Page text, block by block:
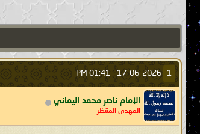
1
17-06-2026 -
01:41 PM
الإمام ناصر محمد اليماني
المهدي المنتظر